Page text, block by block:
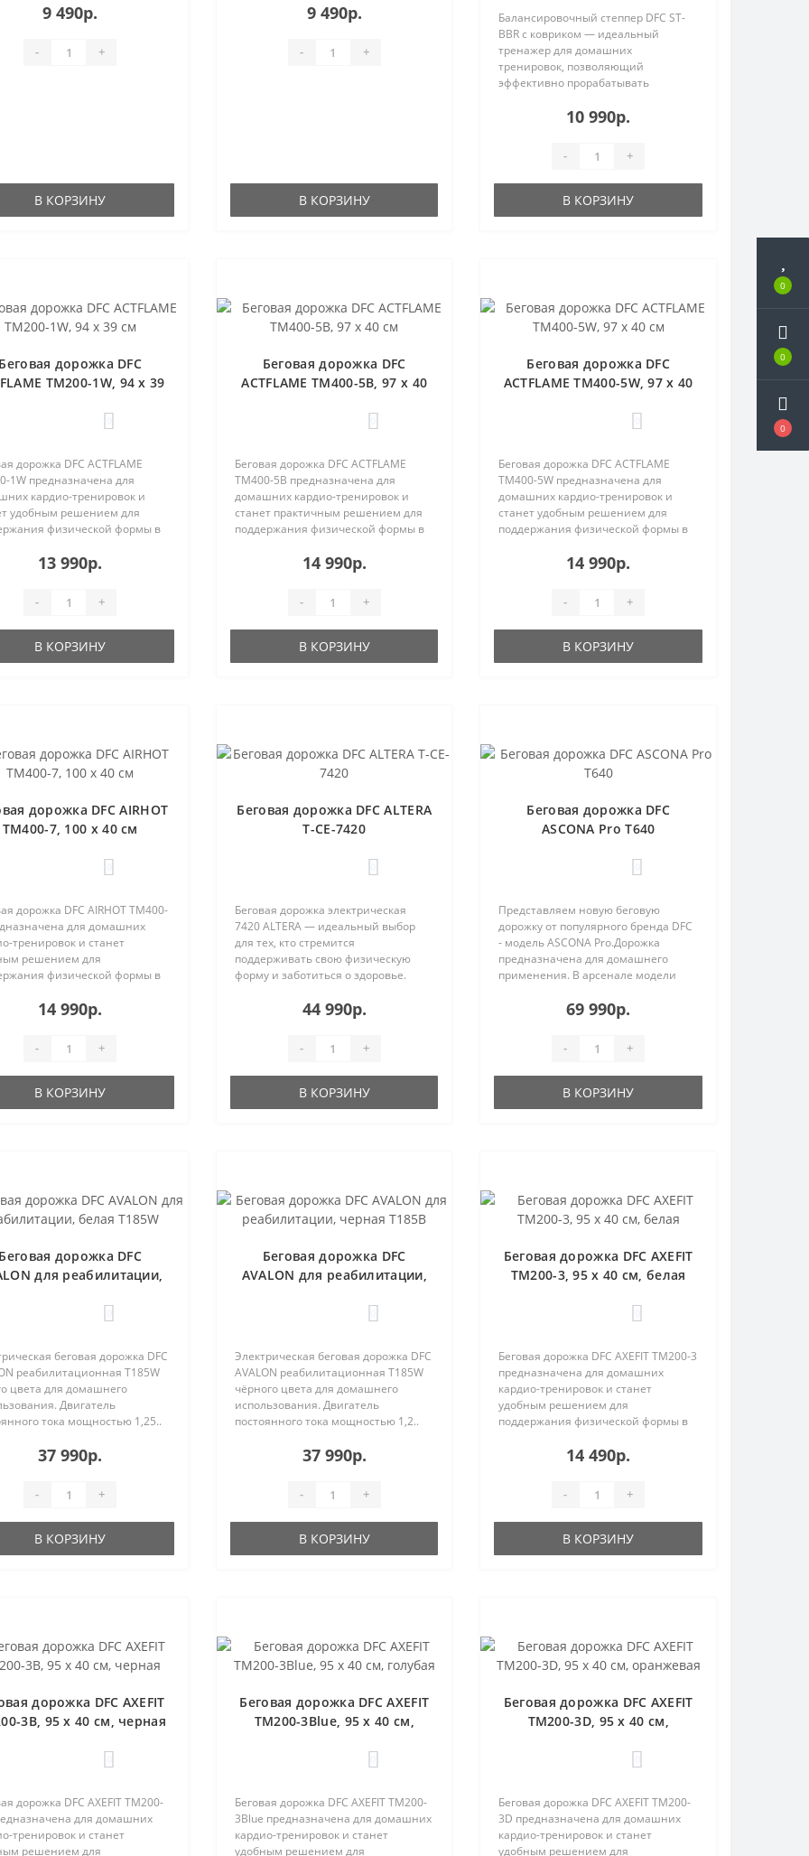
0
0
0
9 490р.
- +
В КОРЗИНУ
9 490р.
- +
В КОРЗИНУ
Балансировочный степпер DFC ST-
BBR с ковриком — идеальный
тренажер для домашних
тренировок, позволяющий
эффективно прорабатывать
10 990р.
- +
В КОРЗИНУ
Беговая дорожка DFC
TM200-1W, 94 х 39
дорожка DFC ACTFLAME
1W предназначена для
кардио-тренировок и
удобным решением для
физической формы в
13 990р.
- +
В КОРЗИНУ
Беговая дорожка DFC
ACTFLAME TM400-5B, 97 х 40
Беговая дорожка DFC ACTFLAME
TM400-5B предназначена для
домашних кардио-тренировок и
станет практичным решением для
поддержания физической формы в
14 990р.
- +
В КОРЗИНУ
Беговая дорожка DFC
ACTFLAME TM400-5W, 97 х 40
Беговая дорожка DFC ACTFLAME
TM400-5W предназначена для
домашних кардио-тренировок и
станет удобным решением для
поддержания физической формы в
14 990р.
- +
В КОРЗИНУ
дорожка DFC AIRHOT
TM400-7, 100 х 40 см
дорожка DFC AIRHOT TM400-
для домашних
тренировок и станет
решением для
физической формы в
14 990р.
- +
В КОРЗИНУ
Беговая дорожка DFC ALTERA
T-CE-7420
Беговая дорожка электрическая
7420 ALTERA — идеальный выбор
для тех, кто стремится
поддерживать свою физическую
форму и заботиться о здоровье.
44 990р.
- +
В КОРЗИНУ
Беговая дорожка DFC
ASCONA Pro T640
Представляем новую беговую
дорожку от популярного бренда DFC
- модель ASCONA Pro.Дорожка
предназначена для домашнего
применения. В арсенале модели
69 990р.
- +
В КОРЗИНУ
Беговая дорожка DFC
для реабилитации,
беговая дорожка DFC
реабилитационная T185W
цвета для домашнего
Двигатель
тока мощностью 1,25..
37 990р.
- +
В КОРЗИНУ
Беговая дорожка DFC
AVALON для реабилитации,
Электрическая беговая дорожка DFC
AVALON реабилитационная T185W
чёрного цвета для домашнего
использования. Двигатель
постоянного тока мощностью 1,2..
37 990р.
- +
В КОРЗИНУ
Беговая дорожка DFC AXEFIT
TM200-3, 95 х 40 см, белая
Беговая дорожка DFC AXEFIT TM200-3
предназначена для домашних
кардио-тренировок и станет
удобным решением для
поддержания физической формы в
14 490р.
- +
В КОРЗИНУ
дорожка DFC AXEFIT
3B, 95 х 40 см, черная
дорожка DFC AXEFIT TM200-
для домашних
тренировок и станет
решением для
Беговая дорожка DFC AXEFIT
TM200-3Blue, 95 х 40 см,
Беговая дорожка DFC AXEFIT TM200-
3Blue предназначена для домашних
кардио-тренировок и станет
удобным решением для
Беговая дорожка DFC AXEFIT
TM200-3D, 95 х 40 см,
Беговая дорожка DFC AXEFIT TM200-
3D предназначена для домашних
кардио-тренировок и станет
удобным решением для